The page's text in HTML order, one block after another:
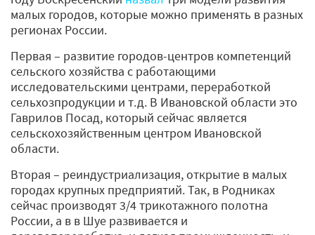
малых городов, которые можно применять в разных
регионах России.
Первая – развитие городов-центров компетенций
сельского хозяйства с работающими
исследовательскими центрами, переработкой
сельхозпродукции и т.д. В Ивановской области это
Гаврилов Посад, который сейчас является
сельскохозяйственным центром Ивановской
области.
Вторая – реиндустриализация, открытие в малых
городах крупных предприятий. Так, в Родниках
сейчас производят 3/4 трикотажного полотна
России, а в в Шуе развивается и